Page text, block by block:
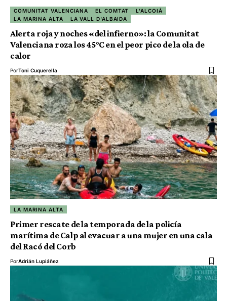
COMUNITAT VALENCIANA EL COMTAT
L'ALCOIÀ
LA MARINA ALTA
LA VALL D'ALBAIDA
Alerta roja y noches «del infierno»: la Comunitat
Valenciana roza los 45°C en el peor pico de la ola de
calor
PorToni Cuquerella
LA MARINA ALTA
Primer rescate de la temporada de la policía
marítima de Calp al evacuar a una mujer en una cala
del Racó del Corb
PorAdrián Lupiáñez